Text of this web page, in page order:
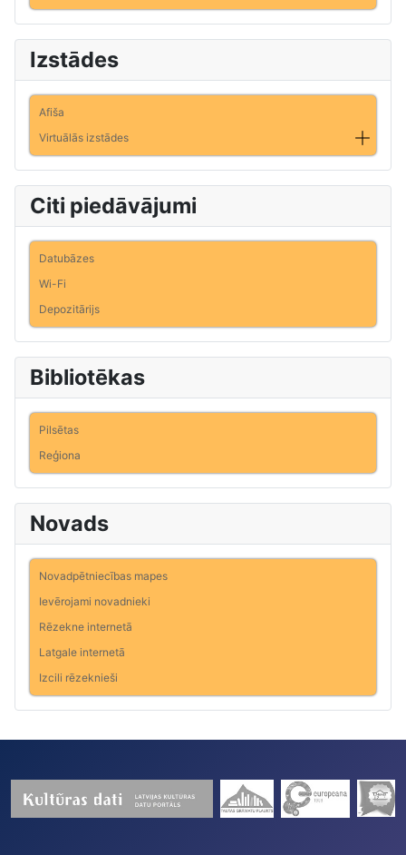
Izstādes
Afiša
Virtuālās izstādes
Citi piedāvājumi
Datubāzes
Wi-Fi
Depozitārijs
Bibliotēkas
Pilsētas
Reģiona
Novads
Novadpētniecības mapes
Ievērojami novadnieki
Rēzekne internetā
Latgale internetā
Izcili rēzeknieši